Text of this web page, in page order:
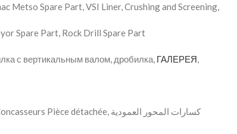
Metso Spare Part, VSI Liner, Crushing and Screening,
Spare Part, Rock Drill Spare Part
с вертикальным валом, дробилка, ГАЛЕРЕЯ,
, VSI Concasseurs Pièce détachée, كسارات المحور العمودية